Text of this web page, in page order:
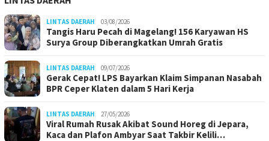
LINTAS DAERAH 03/08/2026
Tangis Haru Pecah di Magelang! 156 Karyawan HS
Surya Group Diberangkatkan Umrah Gratis
LINTAS DAERAH 09/07/2026
Gerak Cepat! LPS Bayarkan Klaim Simpanan Nasabah
BPR Ceper Klaten dalam 5 Hari Kerja
LINTAS DAERAH 27/05/2026
Viral Rumah Rusak Akibat Sound Horeg di Jepara,
Kaca dan Plafon Ambyar Saat Takbir Kelili…